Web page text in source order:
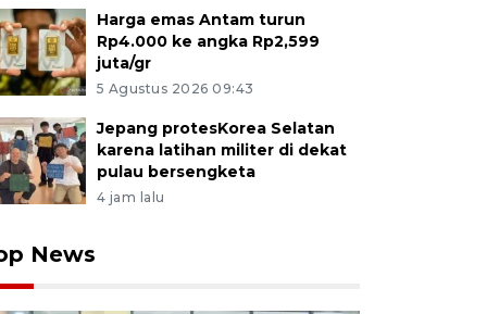
Harga emas Antam turun
Rp4.000 ke angka Rp2,599
juta/gr
5 Agustus 2026 09:43
Jepang protesKorea Selatan
karena latihan militer di dekat
pulau bersengketa
4 jam lalu
News